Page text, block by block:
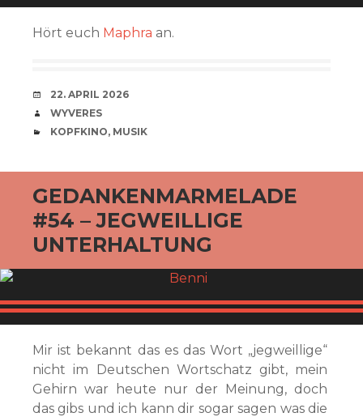
Hört euch Maphra an.
VERABREDUNG
22. APRIL 2026
VERFASSER
WYVERES
CATEGORIES
KOPFKINO, MUSIK
GEDANKENMARMELADE
#54 – JEGWEILLIGE
UNTERHALTUNG
Mir ist bekannt das es das Wort „jegweillige“
nicht im Deutschen Wortschatz gibt, mein
Gehirn war heute nur der Meinung, doch
das gibs und ich kann dir sogar sagen was die